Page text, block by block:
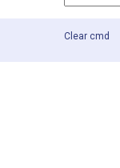
Clear cmd